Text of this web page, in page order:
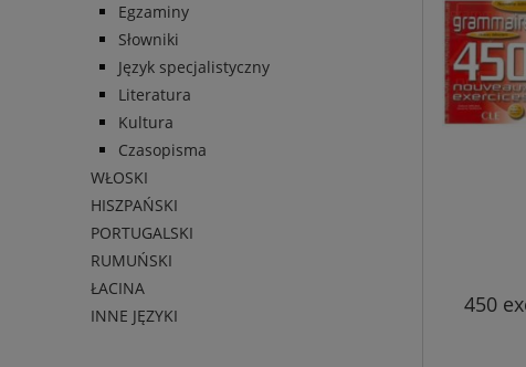
Egzaminy
Słowniki
Język specjalistyczny
Literatura
Kultura
Czasopisma
WŁOSKI
HISZPAŃSKI
PORTUGALSKI
RUMUŃSKI
ŁACINA
INNE JĘZYKI
450